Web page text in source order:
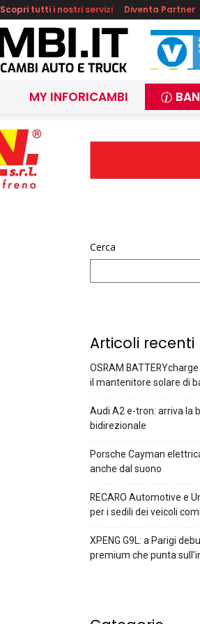
Scopri tutti i nostri servizi Diventa Partner
MY INFORICAMBI
Cerca
Articoli recenti
OSRAM
il mantenitore solare di
Audi A2 e-tron: arriva la
bidirezionale
Porsche Cayman
anche dal suono
RECARO Automotive e
per i sedili dei veicoli
XPENG G9L: a Parigi
premium che punta